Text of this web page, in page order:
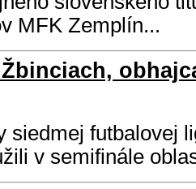
MFK Zemplín...
siedmej futbalovej
v semifinále